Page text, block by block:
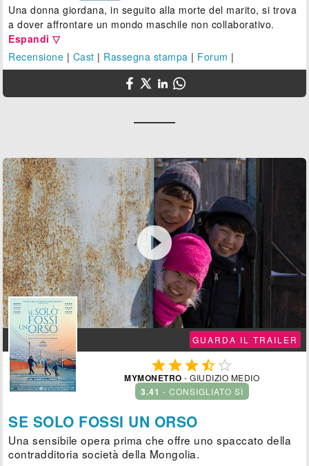
Una donna giordana, in seguito alla morte del marito, si trova
a dover affrontare un mondo maschile non collaborativo.
Espandi ▽
Recensione | Cast | Rassegna stampa | Forum |

GUARDA IL TRAILER
 
MYMONETRO - GIUDIZIO MEDIO
3.41 - CONSIGLIATO SÌ
SE SOLO FOSSI UN ORSO
Una sensibile opera prima che offre uno spaccato della
contradditoria società della Mongolia.